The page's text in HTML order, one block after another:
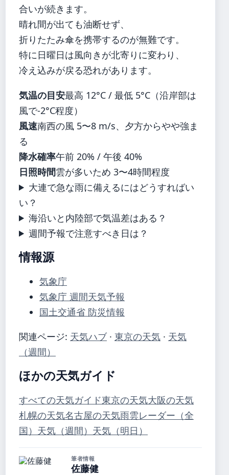
合いが続きます。
晴れ間が出ても油断せず、
折りたたみ傘を携帯するのが無難です。
特に日曜日は風向きが北寄りに変わり、
冷え込みが戻る恐れがあります。
気温の目安最高 12°C / 最低 5°C（沿岸部は
風で-2°C程度）
風速南西の風 5〜8 m/s、夕方からやや強ま
る
降水確率午前 20% / 午後 40%
日照時間雲が多いため 3〜4時間程度
大連で急な雨に備えるにはどうすればい
い？
海沿いと内陸部で気温差はある？
週間予報で注意すべき日は？
情報源
気象庁
気象庁 週間天気予報
国土交通省 防災情報
関連ページ: 天気ハブ· 東京の天気 · 天気
（週間）
ほかの天気ガイド
すべての天気ガイド東京の天気大阪の天気
札幌の天気名古屋の天気雨雲レーダー（全
国） 天気（週間） 天気（明日）
筆者情報
佐藤健